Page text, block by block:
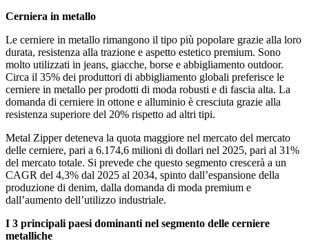
Cerniera in metallo
Le cerniere in metallo rimangono il tipo più popolare grazie alla loro
durata, resistenza alla trazione e aspetto estetico premium. Sono
molto utilizzati in jeans, giacche, borse e abbigliamento outdoor.
Circa il 35% dei produttori di abbigliamento globali preferisce le
cerniere in metallo per prodotti di moda robusti e di fascia alta. La
domanda di cerniere in ottone e alluminio è cresciuta grazie alla
resistenza superiore del 20% rispetto ad altri tipi.
Metal Zipper deteneva la quota maggiore nel mercato del mercato
delle cerniere, pari a 6.174,6 milioni di dollari nel 2025, pari al 31%
del mercato totale. Si prevede che questo segmento crescerà a un
CAGR del 4,3% dal 2025 al 2034, spinto dall’espansione della
produzione di denim, dalla domanda di moda premium e
dall’aumento dell’utilizzo industriale.
I 3 principali paesi dominanti nel segmento delle cerniere
metalliche